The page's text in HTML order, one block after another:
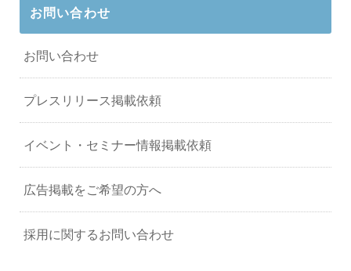
お問い合わせ
お問い合わせ
プレスリリース掲載依頼
イベント・セミナー情報掲載依頼
広告掲載をご希望の方へ
採用に関するお問い合わせ